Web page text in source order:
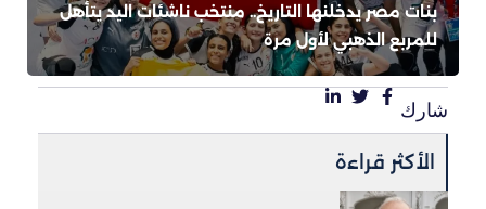
بنات مصر يدخلنها التاريخ.. منتخب ناشئات اليد يتأهل
للمربع الذهبي لأول مرة
شارك
الأكثر قراءة